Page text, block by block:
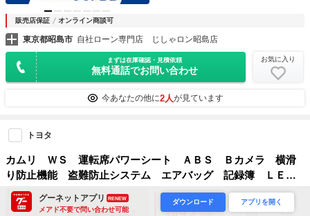
販売店保証 オンライン商談可
東京都昭島市 自社ローン専門店 じしゃロン昭島店
まずは在庫確認・見積依頼
無料通話でお問い合わせ
お気に入り
今あなたの他に2人が見ています
トヨタ
カムリ ＷＳ 運転席パワーシート ＡＢＳ Ｂカメラ 横滑
り防止機能 盗難防止システム エアバッグ 記録簿 ＬＥＤ
ライト クルーズコントロール プリクラッシュ ＡＷＤ ア
ルミホイール ドライブレコーダー スマートキー
支払総額 本体価格
332
諸費用
17.4
グーネットアプリ RENEW
メアド不要で問い合わせ可能
ダウンロード アプリを開く